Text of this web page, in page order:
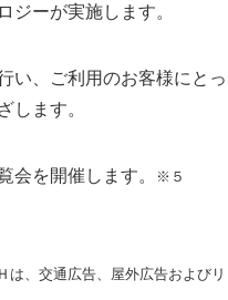
ジーが実施します。
い、ご利用のお客様にとっ
します。
を開催します。 ※５
、交通広告、屋外広告およびリ